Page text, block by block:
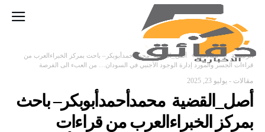
‫الرئيسية‬ مقالات
أصل_القضية محمدأحمدأبوبكر– باحث بمركز الخبراءالعرب من
قراءات الجسر والمورد إدارة الوجود الأجنبي في السودان… من العبء الى الفرصة
مقالات - يوليو 23, 2025
أصل_القضية محمدأحمدأبوبكر– باحث
بمركز الخبراءالعرب من قراءات